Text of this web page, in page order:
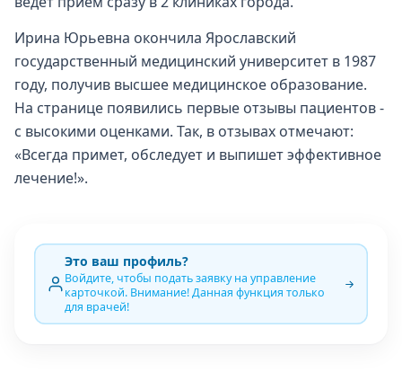
Ирина Юрьевна окончила Ярославский
государственный медицинский университет в 1987
году, получив высшее медицинское образование.
На странице появились первые отзывы пациентов -
с высокими оценками. Так, в отзывах отмечают:
«Всегда примет, обследует и выпишет эффективное
лечение!».
Это ваш профиль?
Войдите, чтобы подать заявку на управление
карточкой. Внимание! Данная функция только
для врачей!